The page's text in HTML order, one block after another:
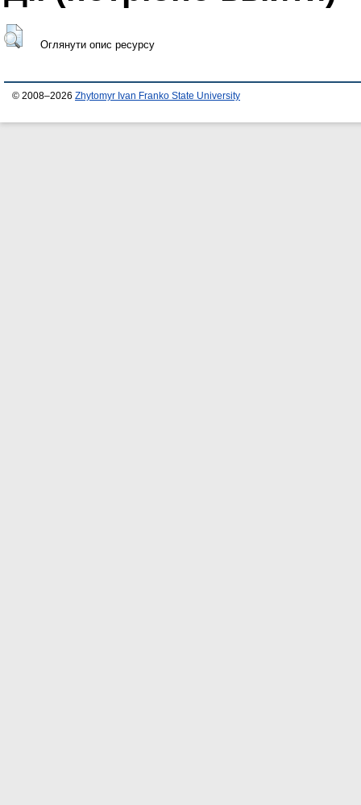
Оглянути опис ресурсу
© 2008–2026 Zhytomyr Ivan Franko State University